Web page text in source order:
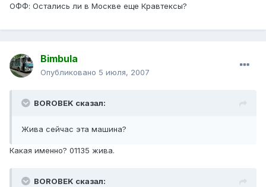
ОФФ: Остались ли в Москве еще Кравтексы?
Bimbula
Опубликовано 5 июля, 2007
BOROBEK сказал:
Жива сейчас эта машина?
Какая именно? 01135 жива.
BOROBEK сказал: